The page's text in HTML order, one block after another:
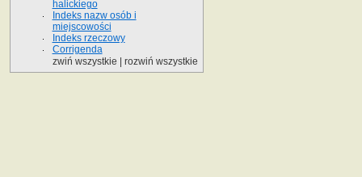
halickiego
Indeks nazw osób i
miejscowości
Indeks rzeczowy
Corrigenda
zwiń wszystkie
rozwiń wszystkie